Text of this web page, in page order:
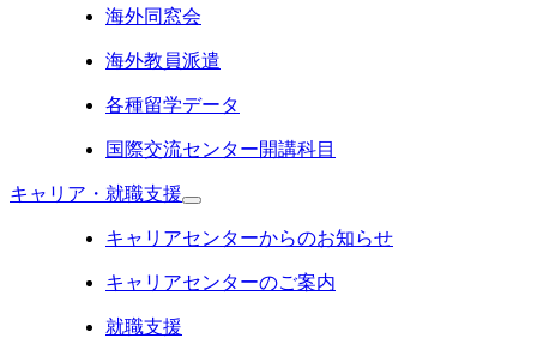
海外同窓会
海外教員派遣
各種留学データ
国際交流センター開講科目
キャリア・就職支援
キャリアセンターからのお知らせ
キャリアセンターのご案内
就職支援